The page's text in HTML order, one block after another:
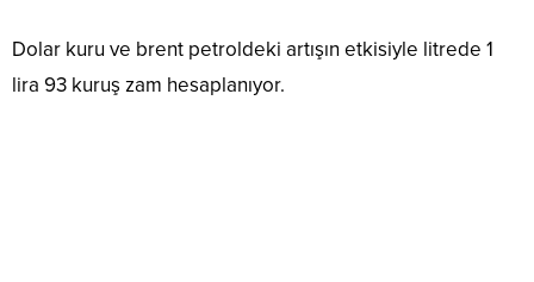
Dolar kuru ve brent petroldeki artışın etkisiyle litrede 1
lira 93 kuruş zam hesaplanıyor.